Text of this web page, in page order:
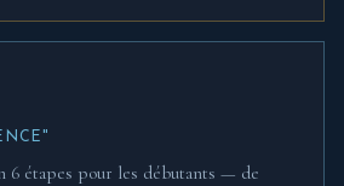
6 étapes pour les débutants — de